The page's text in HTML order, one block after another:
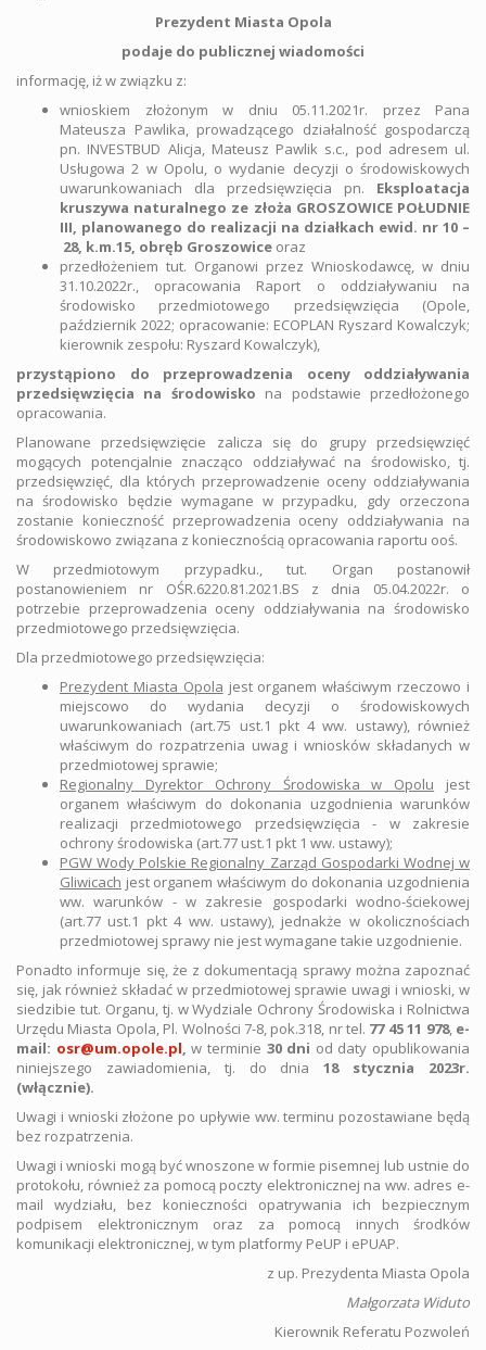
Prezydent Miasta Opola
podaje do publicznej wiadomości
informację, iż w związku z:
wnioskiem złożonym w dniu 05.11.2021r. przez Pana
Mateusza Pawlika, prowadzącego działalność gospodarczą
pn. INVESTBUD Alicja, Mateusz Pawlik s.c., pod adresem ul.
Usługowa 2 w Opolu, o wydanie decyzji o środowiskowych
uwarunkowaniach dla przedsięwzięcia pn. Eksploatacja
kruszywa naturalnego ze złoża GROSZOWICE POŁUDNIE
III, planowanego do realizacji na działkach ewid. nr 10 –
28, k.m.15, obręb Groszowice oraz
przedłożeniem tut. Organowi przez Wnioskodawcę, w dniu
31.10.2022r., opracowania Raport o oddziaływaniu na
środowisko przedmiotowego przedsięwzięcia (Opole,
październik 2022; opracowanie: ECOPLAN Ryszard Kowalczyk;
kierownik zespołu: Ryszard Kowalczyk),
przystąpiono do przeprowadzenia oceny oddziaływania
przedsięwzięcia na środowisko na podstawie przedłożonego
opracowania.
Planowane przedsięwzięcie zalicza się do grupy przedsięwzięć
mogących potencjalnie znacząco oddziaływać na środowisko, tj.
przedsięwzięć, dla których przeprowadzenie oceny oddziaływania
na środowisko będzie wymagane w przypadku, gdy orzeczona
zostanie konieczność przeprowadzenia oceny oddziaływania na
środowiskowo związana z koniecznością opracowania raportu ooś.
W przedmiotowym przypadku., tut. Organ postanowił
postanowieniem nr OŚR.6220.81.2021.BS z dnia 05.04.2022r. o
potrzebie przeprowadzenia oceny oddziaływania na środowisko
przedmiotowego przedsięwzięcia.
Dla przedmiotowego przedsięwzięcia:
Prezydent Miasta Opola jest organem właściwym rzeczowo i
miejscowo do wydania decyzji o środowiskowych
uwarunkowaniach (art.75 ust.1 pkt 4 ww. ustawy), również
właściwym do rozpatrzenia uwag i wniosków składanych w
przedmiotowej sprawie;
Regionalny Dyrektor Ochrony Środowiska w Opolu jest
organem właściwym do dokonania uzgodnienia warunków
realizacji przedmiotowego przedsięwzięcia - w zakresie
ochrony środowiska (art.77 ust.1 pkt 1 ww. ustawy);
PGW Wody Polskie Regionalny Zarząd Gospodarki Wodnej w
Gliwicach jest organem właściwym do dokonania uzgodnienia
ww. warunków - w zakresie gospodarki wodno-ściekowej
(art.77 ust.1 pkt 4 ww. ustawy), jednakże w okolicznościach
przedmiotowej sprawy nie jest wymagane takie uzgodnienie.
Ponadto informuje się, że z dokumentacją sprawy można zapoznać
się, jak również składać w przedmiotowej sprawie uwagi i wnioski, w
siedzibie tut. Organu, tj. w Wydziale Ochrony Środowiska i Rolnictwa
Urzędu Miasta Opola, Pl. Wolności 7-8, pok.318, nr tel. 77 45 11 978, e-
mail: osr@um.opole.pl,w terminie 30 dni od daty opublikowania
niniejszego zawiadomienia, tj. do dnia 18 stycznia 2023r.
(włącznie).
Uwagi i wnioski złożone po upływie ww. terminu pozostawiane będą
bez rozpatrzenia.
Uwagi i wnioski mogą być wnoszone w formie pisemnej lub ustnie do
protokołu, również za pomocą poczty elektronicznej na ww. adres e-
mail wydziału, bez konieczności opatrywania ich bezpiecznym
podpisem elektronicznym oraz za pomocą innych środków
komunikacji elektronicznej, w tym platformy PeUP i ePUAP.
z up. Prezydenta Miasta Opola
Małgorzata Widuto
Kierownik Referatu Pozwoleń